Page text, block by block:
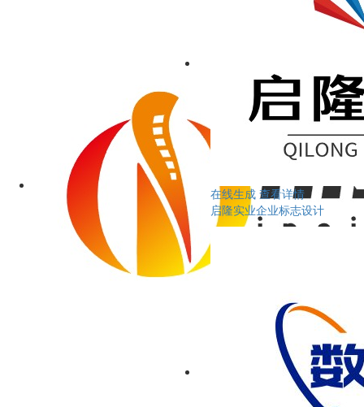
在线生成 查看详情
启隆实业企业标志设计